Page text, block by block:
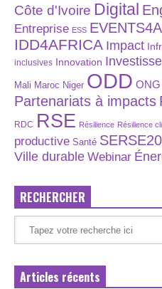
Côte d'Ivoire Digital
Entreprise ESS
IDD4AFRICA Impact
inclusives Innovation
Mali Maroc Niger ODD ONG
Partenariats à impacts
RDC RSE Résilience Résilience
productive Santé
Ville durable Webinar
RECHERCHER
Articles récents